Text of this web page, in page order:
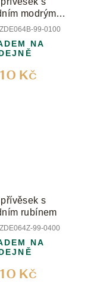
modrým
99-0100
Kč
NA
s
rubínem
99-0400
Kč
NA